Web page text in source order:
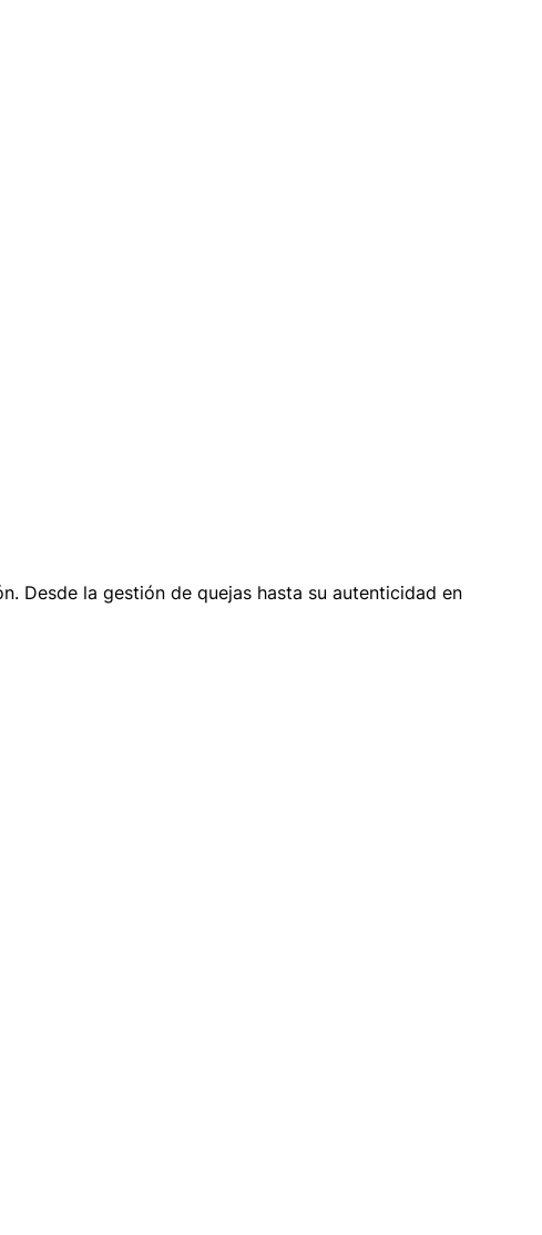
Desde la gestión de quejas hasta su autenticidad en